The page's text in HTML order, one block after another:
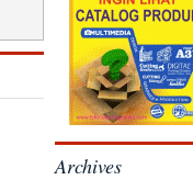
Archives